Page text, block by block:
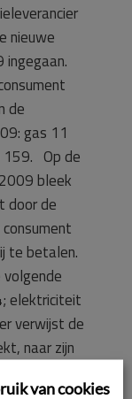
nieuwe
de
gas 11
Op de
bleek
door de
te betalen.
elektriciteit
verwijst de
naar zijn
van cookies